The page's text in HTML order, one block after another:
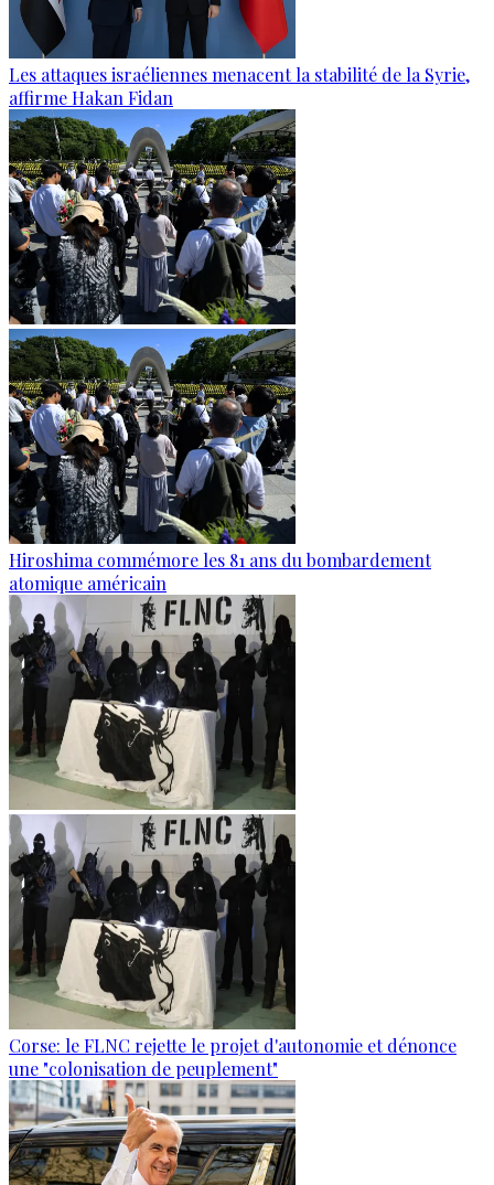
Les attaques israéliennes menacent la stabilité de la Syrie,
affirme Hakan Fidan
Hiroshima commémore les 81 ans du bombardement
atomique américain
Corse: le FLNC rejette le projet d'autonomie et dénonce
une "colonisation de peuplement"